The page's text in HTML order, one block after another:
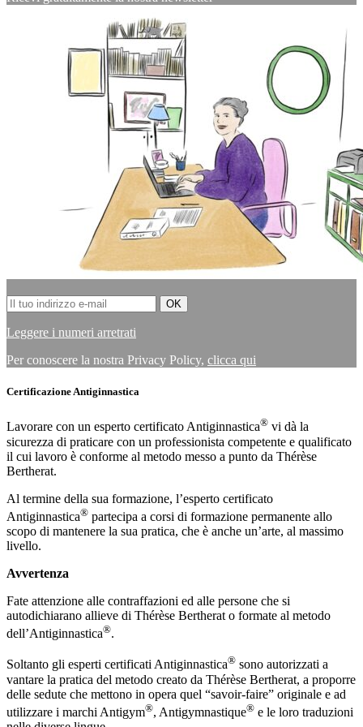
Leggere i numeri arretrati
Per conoscere la nostra Privacy Policy, clicca qui
Certificazione Antiginnastica
Lavorare con un esperto certificato Antiginnastica® vi dà la
sicurezza di praticare con un professionista competente e qualificato
il cui lavoro è conforme al metodo messo a punto da Thérèse
Bertherat.
Al termine della sua formazione, l’esperto certificato
Antiginnastica® partecipa a corsi di formazione permanente allo
scopo di mantenere la sua pratica, che è anche un’arte, al massimo
livello.
Avvertenza
Fate attenzione alle contraffazioni ed alle persone che si
autodichiarano allieve di Thérèse Bertherat o formate al metodo
dell’Antiginnastica®.
Soltanto gli esperti certificati Antiginnastica® sono autorizzati a
vantare la pratica del metodo creato da Thérèse Bertherat, a proporre
delle sedute che mettono in opera quel “savoir-faire” originale e ad
utilizzare i marchi Antigym®, Antigymnastique® e le loro traduzioni